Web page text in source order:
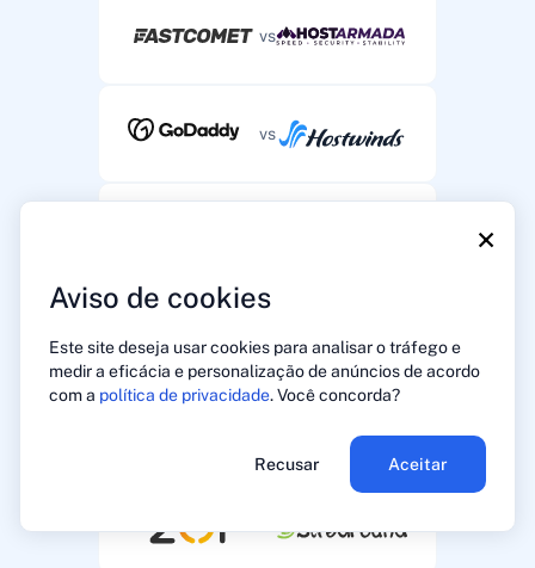
×
Aviso de cookies
Este site deseja usar cookies para analisar o tráfego e
medir a eficácia e personalização de anúncios de acordo
com a política de privacidade. Você concorda?
Recusar Aceitar
vs
vs